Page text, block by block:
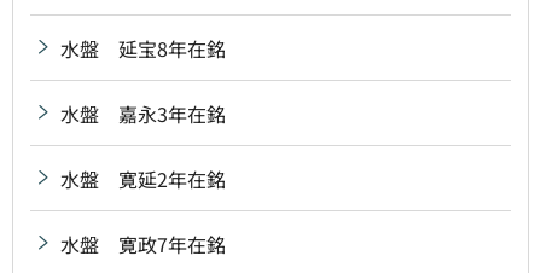
水盤 延宝8年在銘
水盤 嘉永3年在銘
水盤 寛延2年在銘
水盤 寛政7年在銘